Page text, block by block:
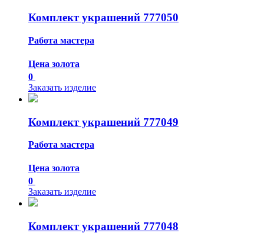
Комплект украшений 777050
Работа мастера
Цена золота
0
Заказать изделие
Комплект украшений 777049
Работа мастера
Цена золота
0
Заказать изделие
Комплект украшений 777048